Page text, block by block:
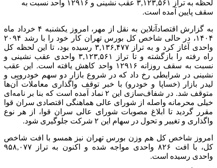
لحظه به تراز ۳,۱۲۳,۵۶۱ عقب نشینی و ۱۲۹۱۶ واحد نسبت به
سقف پایین آمده است.
به گزارش اقتصادآنلاین به نقل از مهر، امروز یکشنبه ۴ خرداد ماه
۱۴۰۴، در حالی شاخص کل بورس تهران کار خود را با رشد ۲۰۹۴
واحدی آغاز کرد و به تراز ۳,۱۳۶,۴۷۷ رسیده بود، تا این لحظه کل
راه رفته را بازگشته و تا تراز ۳,۱۲۳,۵۶۱ واحدی عقب نشینی و
نسبت به سقف روزانه ۱۲۹۱۶ واحد کاهش یافته است. این عقب
نشینی در شرایطی رخ داد که در شروع بازار دو سهم خودرویی و
لیدر بازار (خساپا و خودرو) با خبر توقف واگذاری معاملات آن‌ها
متوقف شد. در شفاف‌سازی این ۲ نماد آمده است که بنا بر نامه‌ای
خیلی محرمانه واصله از شورای عالی هماهنگی اقتصادی سران قوا
مقرر گردید تا ابلاغ مصوبات شورای عالی سران قوا، از هر نوع
واگذاری و تغییر و تحول در سهام این ۲ شرکت جلوگیری شود.
امروز شاخص کل هم وزن بورس تهران نیز همسو با افت شاخص
کل، با افت ۸۲۶ واحدی مواجه شده و اکنون به تراز ۹۵۸,۰۷۷
واحدی رسیده است.